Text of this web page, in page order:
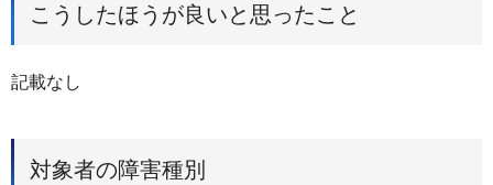
こうしたほうが良いと思ったこと
記載なし
対象者の障害種別